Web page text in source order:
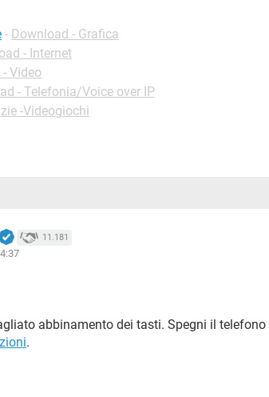
- Download - Grafica
- Internet
Video
- Telefonia/Voice over IP
-Videogiochi
11.181
abbinamento dei tasti. Spegni il telefono
.